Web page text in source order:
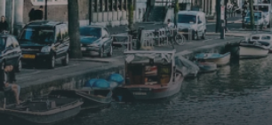
rust. De woning
twee comfortabele
van respectievelijk 12,1
Beide kamers bieden tal
zoals een fijne
een logeerkamer of een
moment van
beschikt
slaapkamers
m² en 8 m².
van
werkplek,